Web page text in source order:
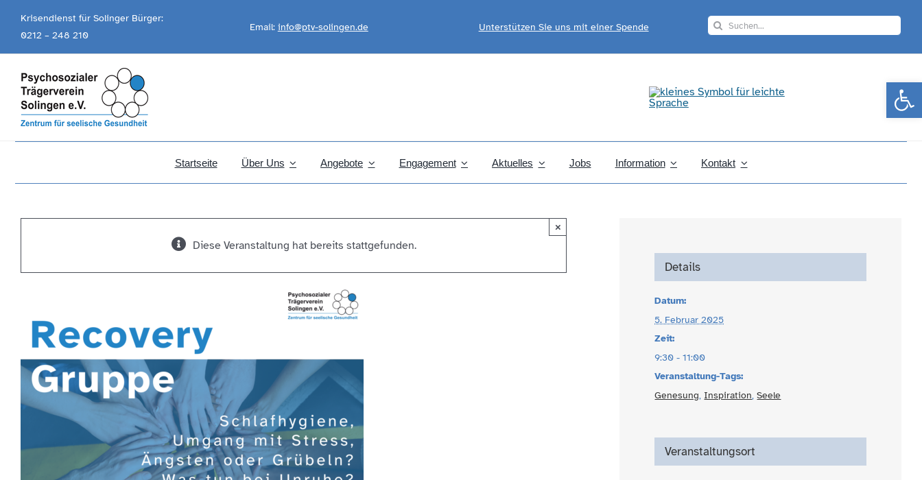
Krisendienst für Solinger Bürger:
0212 – 248 210
Email: info@ptv-solingen.de Unterstützen Sie uns mit einer Spende
Search
Startseite Über Uns Angebote Engagement Aktuelles Jobs Information Kontakt
Diese Veranstaltung hat bereits stattgefunden.
×
Details
Datum:
5. Februar 2025
Zeit:
9:30 - 11:00
Veranstaltung-Tags:
Genesung, Inspiration,Seele
Veranstaltungsort